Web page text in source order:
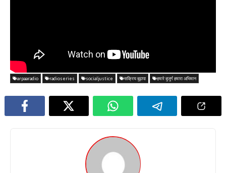
arpaaradio radioseries socialjustice सक्रिय बुढ़ापा हमारे बुजुर्ग हमारा अभिमान